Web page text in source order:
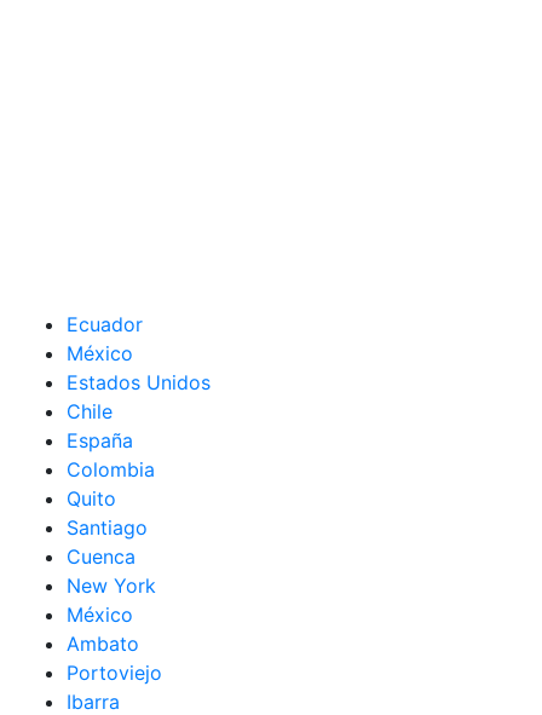
Ecuador
México
Estados Unidos
Chile
España
Colombia
Quito
Santiago
Cuenca
New York
México
Ambato
Portoviejo
Ibarra